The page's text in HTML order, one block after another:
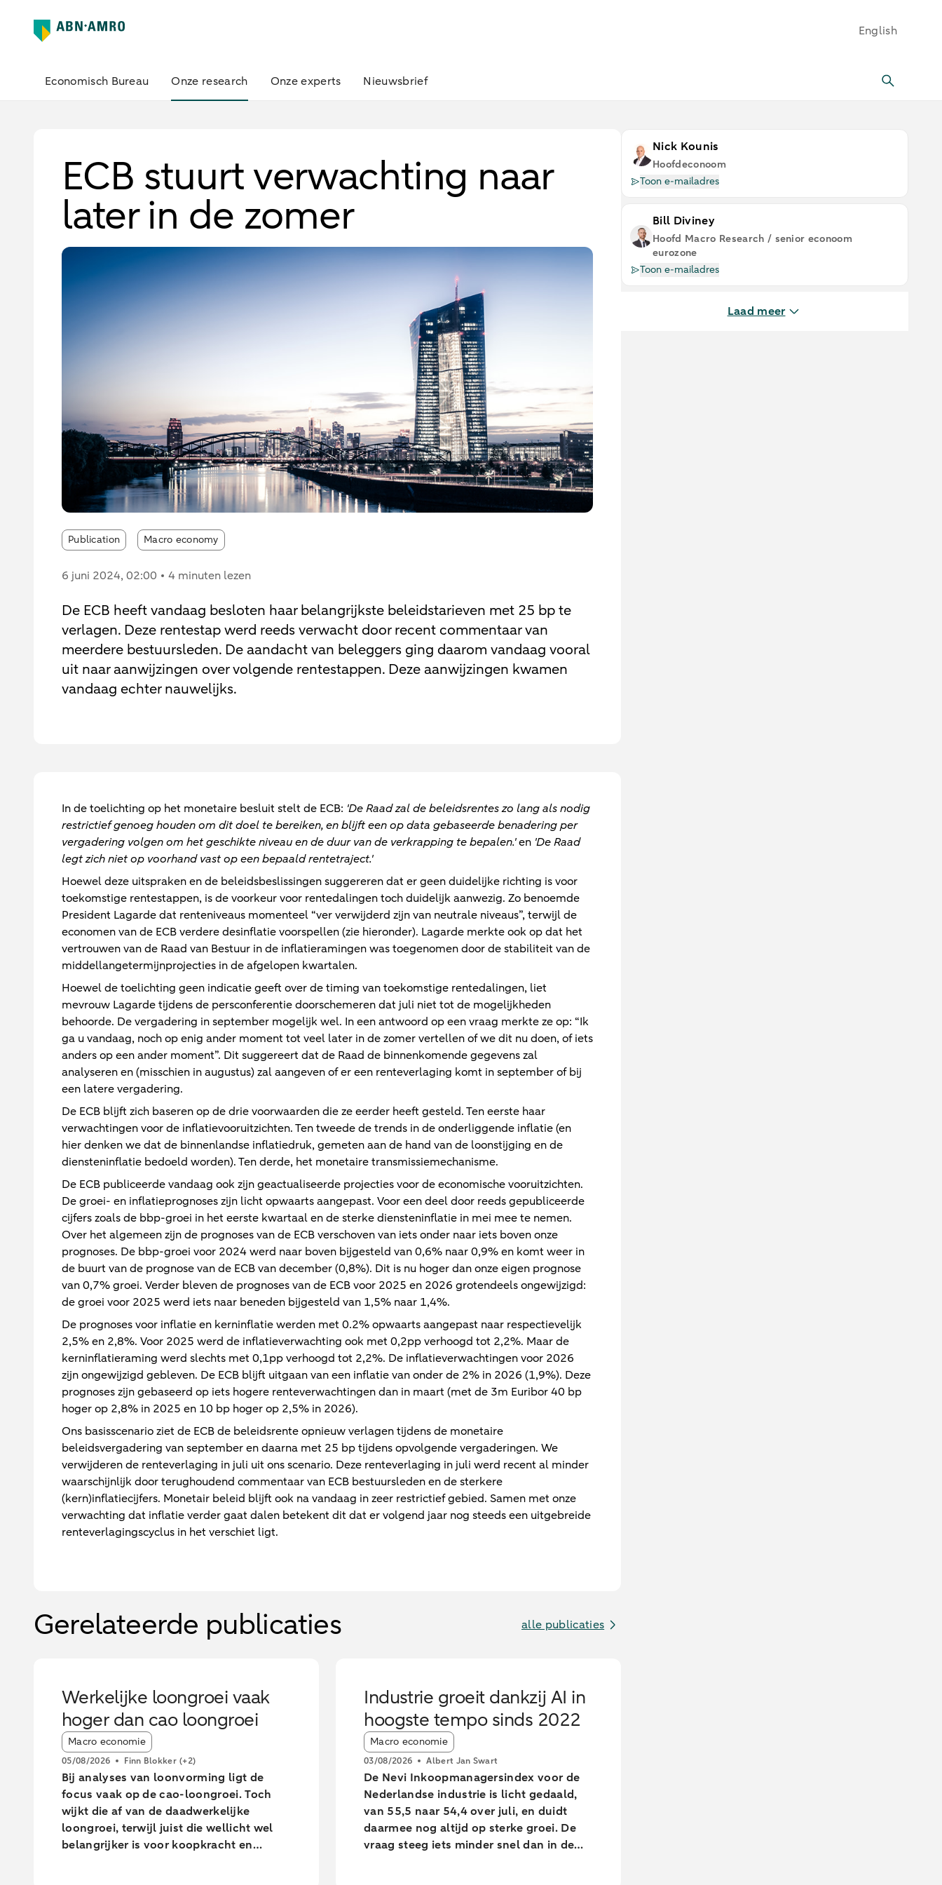
English
Economisch Bureau Onze research Onze experts Nieuwsbrief
ECB stuurt verwachting naar
later in de zomer
Publication Macro economy
6 juni 2024, 02:00 4 minuten lezen
De ECB heeft vandaag besloten haar belangrijkste beleidstarieven met 25 bp te
verlagen. Deze rentestap werd reeds verwacht door recent commentaar van
meerdere bestuursleden. De aandacht van beleggers ging daarom vandaag vooral
uit naar aanwijzingen over volgende rentestappen. Deze aanwijzingen kwamen
vandaag echter nauwelijks.
In de toelichting op het monetaire besluit stelt de ECB: 'De Raad zal de beleidsrentes zo lang als nodig
restrictief genoeg houden om dit doel te bereiken, en blijft een op data gebaseerde benadering per
vergadering volgen om het geschikte niveau en de duur van de verkrapping te bepalen.'en 'De Raad
legt zich niet op voorhand vast op een bepaald rentetraject.'
Hoewel deze uitspraken en de beleidsbeslissingen suggereren dat er geen duidelijke richting is voor
toekomstige rentestappen, is de voorkeur voor rentedalingen toch duidelijk aanwezig. Zo benoemde
President Lagarde dat renteniveaus momenteel “ver verwijderd zijn van neutrale niveaus”, terwijl de
economen van de ECB verdere desinflatie voorspellen (zie hieronder). Lagarde merkte ook op dat het
vertrouwen van de Raad van Bestuur in de inflatieramingen was toegenomen door de stabiliteit van de
middellangetermijnprojecties in de afgelopen kwartalen.
Hoewel de toelichting geen indicatie geeft over de timing van toekomstige rentedalingen, liet
mevrouw Lagarde tijdens de persconferentie doorschemeren dat juli niet tot de mogelijkheden
behoorde. De vergadering in september mogelijk wel. In een antwoord op een vraag merkte ze op: “Ik
ga u vandaag, noch op enig ander moment tot veel later in de zomer vertellen of we dit nu doen, of iets
anders op een ander moment”. Dit suggereert dat de Raad de binnenkomende gegevens zal
analyseren en (misschien in augustus) zal aangeven of er een renteverlaging komt in september of bij
een latere vergadering.
De ECB blijft zich baseren op de drie voorwaarden die ze eerder heeft gesteld. Ten eerste haar
verwachtingen voor de inflatievooruitzichten. Ten tweede de trends in de onderliggende inflatie (en
hier denken we dat de binnenlandse inflatiedruk, gemeten aan de hand van de loonstijging en de
diensteninflatie bedoeld worden). Ten derde, het monetaire transmissiemechanisme.
De ECB publiceerde vandaag ook zijn geactualiseerde projecties voor de economische vooruitzichten.
De groei- en inflatieprognoses zijn licht opwaarts aangepast. Voor een deel door reeds gepubliceerde
cijfers zoals de bbp-groei in het eerste kwartaal en de sterke diensteninflatie in mei mee te nemen.
Over het algemeen zijn de prognoses van de ECB verschoven van iets onder naar iets boven onze
prognoses. De bbp-groei voor 2024 werd naar boven bijgesteld van 0,6% naar 0,9% en komt weer in
de buurt van de prognose van de ECB van december (0,8%). Dit is nu hoger dan onze eigen prognose
van 0,7% groei. Verder bleven de prognoses van de ECB voor 2025 en 2026 grotendeels ongewijzigd:
de groei voor 2025 werd iets naar beneden bijgesteld van 1,5% naar 1,4%.
De prognoses voor inflatie en kerninflatie werden met 0.2% opwaarts aangepast naar respectievelijk
2,5% en 2,8%. Voor 2025 werd de inflatieverwachting ook met 0,2pp verhoogd tot 2,2%. Maar de
kerninflatieraming werd slechts met 0,1pp verhoogd tot 2,2%. De inflatieverwachtingen voor 2026
zijn ongewijzigd gebleven. De ECB blijft uitgaan van een inflatie van onder de 2% in 2026 (1,9%). Deze
prognoses zijn gebaseerd op iets hogere renteverwachtingen dan in maart (met de 3m Euribor 40 bp
hoger op 2,8% in 2025 en 10 bp hoger op 2,5% in 2026).
Ons basisscenario ziet de ECB de beleidsrente opnieuw verlagen tijdens de monetaire
beleidsvergadering van september en daarna met 25 bp tijdens opvolgende vergaderingen. We
verwijderen de renteverlaging in juli uit ons scenario. Deze renteverlaging in juli werd recent al minder
waarschijnlijk door terughoudend commentaar van ECB bestuursleden en de sterkere
(kern)inflatiecijfers. Monetair beleid blijft ook na vandaag in zeer restrictief gebied. Samen met onze
verwachting dat inflatie verder gaat dalen betekent dit dat er volgend jaar nog steeds een uitgebreide
renteverlagingscyclus in het verschiet ligt.
Gerelateerde publicaties alle publicaties
Werkelijke loongroei vaak
hoger dan cao loongroei
Article tags:
Macro economie
05/08/2026 Finn Blokker (+2)
Bij analyses van loonvorming ligt de
focus vaak op de cao-loongroei. Toch
wijkt die af van de daadwerkelijke
loongroei, terwijl juist die wellicht wel
belangrijker is voor koopkracht en
Industrie groeit dankzij AI in
hoogste tempo sinds 2022
Article tags:
Macro economie
03/08/2026 Albert Jan Swart
De Nevi Inkoopmanagersindex voor de
Nederlandse industrie is licht gedaald,
van 55,5 naar 54,4 over juli, en duidt
daarmee nog altijd op sterke groei. De
vraag steeg iets minder snel dan in de
Nick Kounis
Hoofdeconoom
Toon e-mailadres
Bill Diviney
Hoofd Macro Research / senior econoom
eurozone
Toon e-mailadres
Laad meer